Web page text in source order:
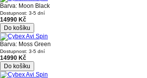
Barva: Moon Black
Dostupnost: 3-5 dní
14990 Kč
Do košíku
Barva: Moss Green
Dostupnost: 3-5 dní
14990 Kč
Do košíku